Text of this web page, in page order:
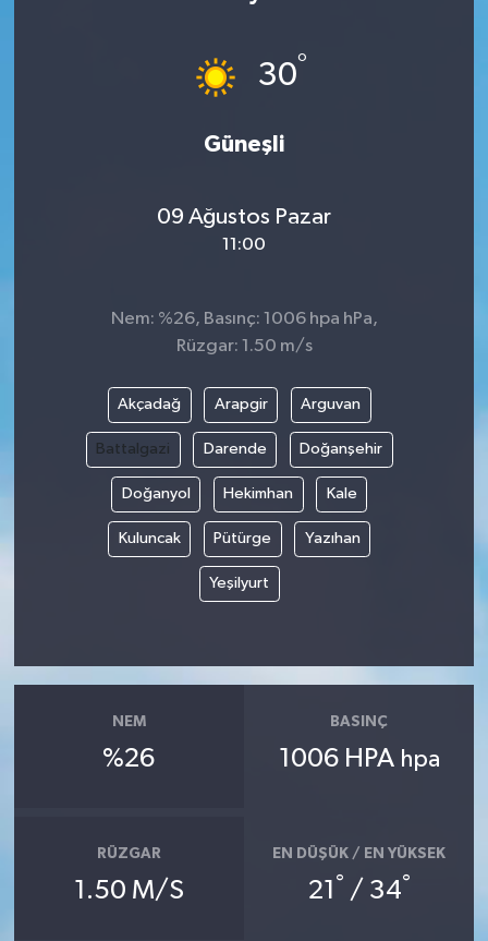
30°
Güneşli
09 Ağustos Pazar
11:00
Nem: %26, Basınç: 1006 hpa hPa,
Rüzgar: 1.50 m/s
Akçadağ Arapgir Arguvan
Battalgazi Darende Doğanşehir
Doğanyol Hekimhan Kale
Kuluncak Pütürge Yazıhan
Yeşilyurt
NEM
%26
BASINÇ
1006 HPA hpa
RÜZGAR
1.50 M/S
EN DÜŞÜK / EN YÜKSEK
21 ° / 34°
Korkut
Malazgirt
Varto